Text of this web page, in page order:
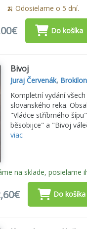
🍌 Odosielame o 5 dní.
Do košíka
Bivoj
Juraj Červenák, Brokilon
Kompletní vydání
slovanského reka.
"Vládce stříbrného
běsobijce" a "Bivoj
viac
na sklade, posielame
Do košíka